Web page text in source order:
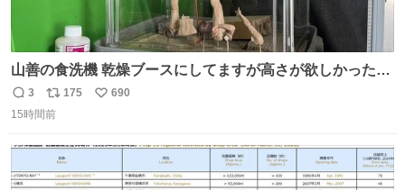
山善の食洗機 乾燥ブースにしてますが高さが欲しかったの
でコレクションケースを置くだけのツルセコ改造 扉が手前
に開き天井の温度もしっかり上がるのでかなり使いやすく
返
信
3
リ
ポ
ト
数
175
い
690
15時間前